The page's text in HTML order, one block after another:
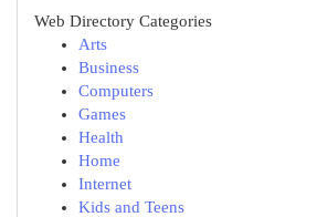
Web Directory Categories
Arts
Business
Computers
Games
Health
Home
Internet
Kids and Teens